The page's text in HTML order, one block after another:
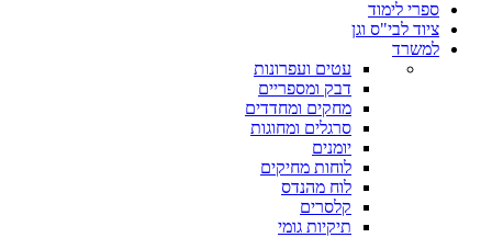
ספרי לימוד
ציוד לבי"ס וגן
למשרד
עטים ועפרונות
דבק ומספריים
מחקים ומחדדים
סרגלים ומחוגות
יומנים
לוחות מחיקים
לוח מהנדס
קלסרים
תיקיות גומי